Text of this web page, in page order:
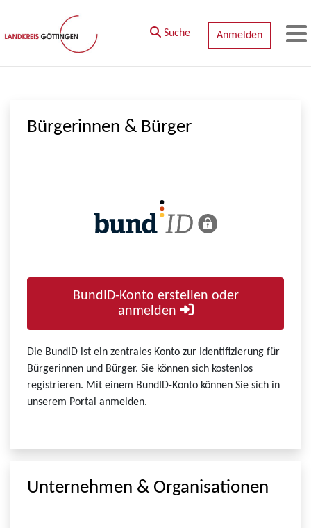
Zum Hauptinhalt springen
Suche Anmelden
Bürgerinnen & Bürger
BundID-Konto erstellen oder
anmelden
Die BundID ist ein zentrales Konto zur Identifizierung für
Bürgerinnen und Bürger. Sie können sich kostenlos
registrieren. Mit einem BundID-Konto können Sie sich in
unserem Portal anmelden.
Unternehmen & Organisationen